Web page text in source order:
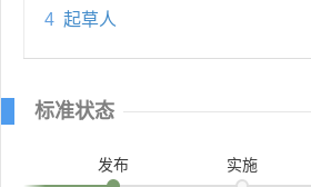
4 起草人
标准状态
发布 实施